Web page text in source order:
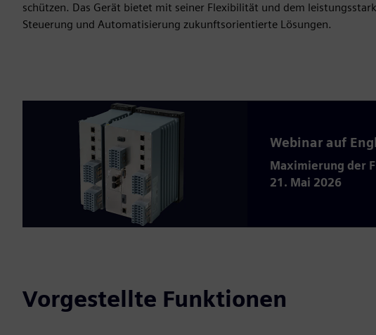
schützen. Das Gerät bietet mit seiner Flexibilität und dem
Steuerung und Automatisierung zukunftsorientierte Lösungen.
Webinar auf
Maximierung der
21. Mai 2026
Vorgestellte Funktionen